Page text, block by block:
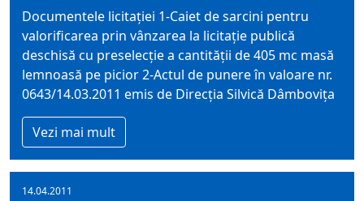
Documentele licitaţiei 1-Caiet de sarcini pentru
valorificarea prin vânzarea la licitaţie publică
deschisă cu preselecţie a cantităţii de 405 mc masă
lemnoasă pe picior 2-Actul de punere în valoare nr.
0643/14.03.2011 emis de Direcţia Silvică Dâmboviţa
Vezi mai mult
14.04.2011